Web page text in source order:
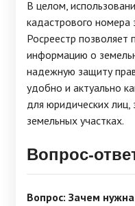
В целом,
кадастрового номера
Росреестр позволяет
информацию о
надежную защиту
удобно и актуально
для юридических
земельных участках.
Вопрос-
Вопрос: Зачем